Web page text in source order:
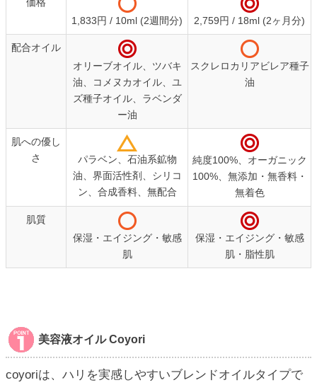
価格
1,833円 / 10ml (2週間分)
2,759円 / 18ml (2ヶ月分)
配合オイル
オリーブオイル、ツバキ
油、コメヌカオイル、ユ
ズ種子オイル、ラベンダ
ー油
スクレロカリアビレア種子
油
肌への優し
さ
パラベン、石油系鉱物
油、界面活性剤、シリコ
ン、合成香料、無配合
純度100%、オーガニック
100%、無添加・無香料・
無着色
肌質
保湿・エイジング・敏感
肌
保湿・エイジング・敏感
肌・脂性肌
美容液オイル Coyori
coyoriは、ハリを実感しやすいブレンドオイルタイプで